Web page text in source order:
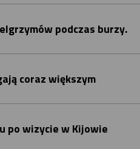
podczas burzy.
coraz większym
po wizycie w Kijowie